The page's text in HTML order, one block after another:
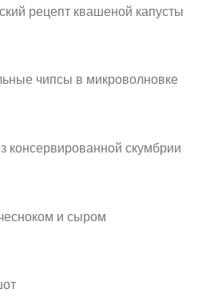
рецепт квашеной капусты
чипсы в микроволновке
консервированной скумбрии
и сыром